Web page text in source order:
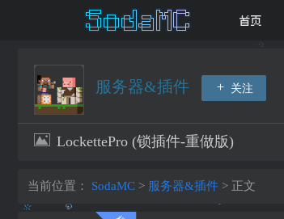
首页
服务器&插件 关注
LockettePro (锁插件-重做版)
当前位置： SodaMC > 服务器&插件 > 正文